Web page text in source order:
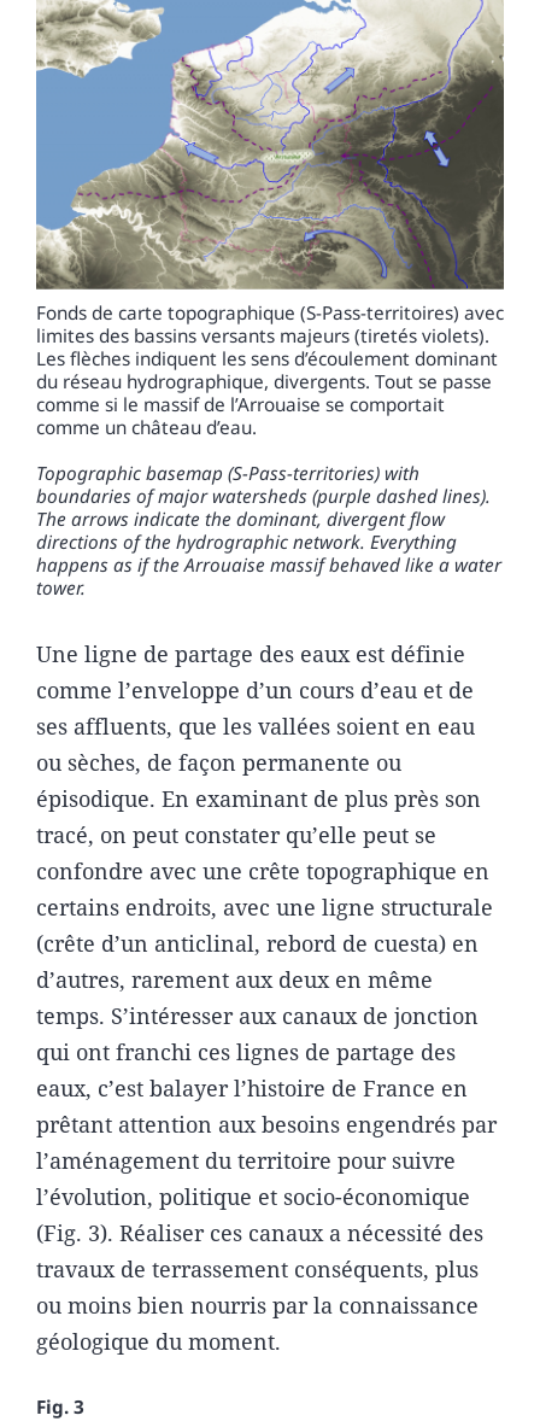
Fonds de carte topographique (S-Pass-territoires) avec
limites des bassins versants majeurs (tiretés violets).
Les flèches indiquent les sens d’écoulement dominant
du réseau hydrographique, divergents. Tout se passe
comme si le massif de l’Arrouaise se comportait
comme un château d’eau.
Topographic basemap (S-Pass-territories) with
boundaries of major watersheds (purple dashed lines).
The arrows indicate the dominant, divergent flow
directions of the hydrographic network. Everything
happens as if the Arrouaise massif behaved like a water
tower.
Une ligne de partage des eaux est définie
comme l’enveloppe d’un cours d’eau et de
ses affluents, que les vallées soient en eau
ou sèches, de façon permanente ou
épisodique. En examinant de plus près son
tracé, on peut constater qu’elle peut se
confondre avec une crête topographique en
certains endroits, avec une ligne structurale
(crête d’un anticlinal, rebord de cuesta) en
d’autres, rarement aux deux en même
temps. S’intéresser aux canaux de jonction
qui ont franchi ces lignes de partage des
eaux, c’est balayer l’histoire de France en
prêtant attention aux besoins engendrés par
l’aménagement du territoire pour suivre
l’évolution, politique et socio-économique
(Fig. 3). Réaliser ces canaux a nécessité des
travaux de terrassement conséquents, plus
ou moins bien nourris par la connaissance
géologique du moment.
Fig. 3